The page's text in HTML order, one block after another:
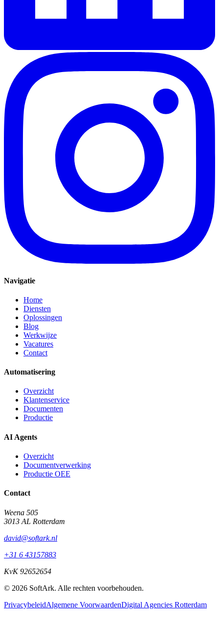
Navigatie
Home
Diensten
Oplossingen
Blog
Werkwijze
Vacatures
Contact
Automatisering
Overzicht
Klantenservice
Documenten
Productie
AI Agents
Overzicht
Documentverwerking
Productie OEE
Contact
Weena 505
3013 AL Rotterdam
david@softark.nl
+31 6 43157883
KvK 92652654
© 2026 SoftArk. Alle rechten voorbehouden.
PrivacybeleidAlgemene VoorwaardenDigital Agencies Rotterdam